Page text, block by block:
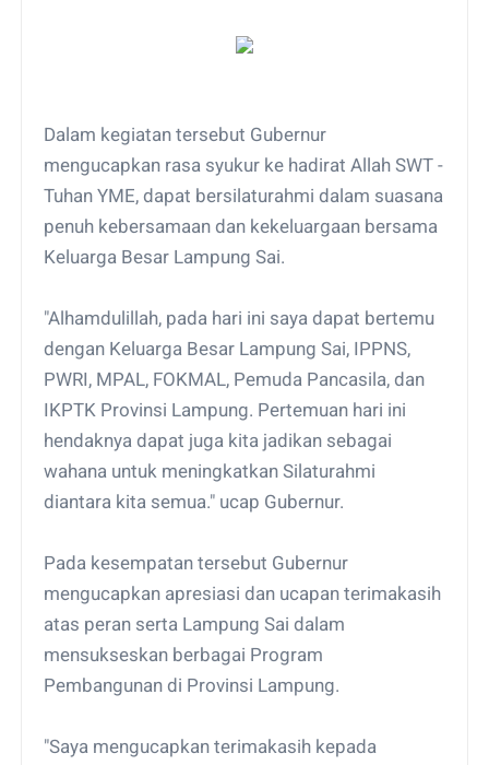
Dalam kegiatan tersebut Gubernur
mengucapkan rasa syukur ke hadirat Allah SWT -
Tuhan YME, dapat bersilaturahmi dalam suasana
penuh kebersamaan dan kekeluargaan bersama
Keluarga Besar Lampung Sai.
"Alhamdulillah, pada hari ini saya dapat bertemu
dengan Keluarga Besar Lampung Sai, IPPNS,
PWRI, MPAL, FOKMAL, Pemuda Pancasila, dan
IKPTK Provinsi Lampung. Pertemuan hari ini
hendaknya dapat juga kita jadikan sebagai
wahana untuk meningkatkan Silaturahmi
diantara kita semua." ucap Gubernur.
Pada kesempatan tersebut Gubernur
mengucapkan apresiasi dan ucapan terimakasih
atas peran serta Lampung Sai dalam
mensukseskan berbagai Program
Pembangunan di Provinsi Lampung.
"Saya mengucapkan terimakasih kepada